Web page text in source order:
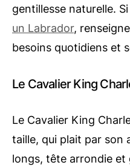
gentillesse naturelle.
un Labrador,
besoins quotidiens et
Le Cavalier King
Le Cavalier King
taille, qui plait par son
longs, tête arrondie